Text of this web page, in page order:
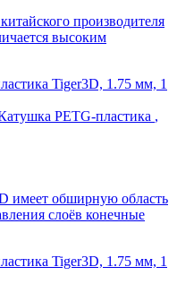
производителя
высоким
PETG-пластика ,
имеет обширную область
слоёв конечные